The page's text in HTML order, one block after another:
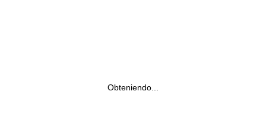
Obteniendo...